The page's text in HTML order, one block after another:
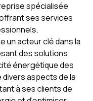
spécialisée
ses services
un acteur clé dans la
des solutions
énergétique des
aspects de la
à ses clients de